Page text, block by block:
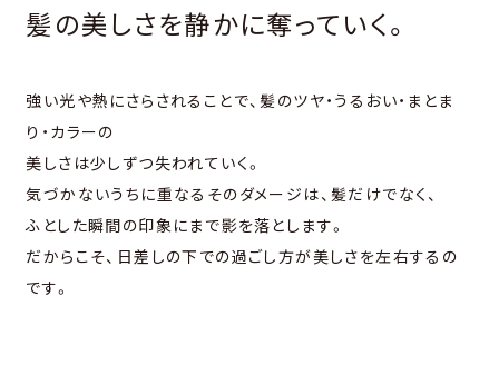
髪の美しさを静かに奪っていく。
強い光や熱にさらされることで、髪のツヤ・うるおい・まとま
り・カラーの
美しさは少しずつ失われていく。
気づかないうちに重なるそのダメージは、髪だけでなく、
ふとした瞬間の印象にまで影を落とします。
だからこそ、⽇差しの下での過ごし⽅が美しさを左右するの
です。